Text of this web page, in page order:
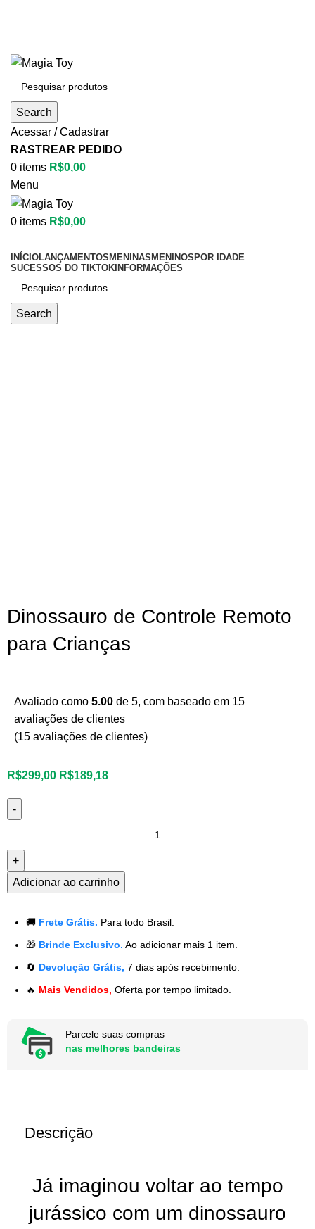
Search
Acessar / Cadastrar
RASTREAR PEDIDO
0 items R$0,00
Menu
0 items R$0,00
INÍCIOLANÇAMENTOSMENINASMENINOSPOR IDADE
SUCESSOS DO TIKTOKINFORMAÇÕES
Search
Dinossauro de Controle Remoto
para Crianças
Avaliado como5.00 de 5, com baseado em 15
avaliações de clientes
(15 avaliações de clientes)
R$299,00 R$189,18
Adicionar ao carrinho
🚚 Frete Grátis. Para todo Brasil.
🎁 Brinde Exclusivo. Ao adicionar mais 1 item.
🔄 Devolução Grátis, 7 dias após recebimento.
🔥 Mais Vendidos, Oferta por tempo limitado.
Parcele suas compras
nas melhores bandeiras
Descrição
Já imaginou voltar ao tempo
jurássico com um dinossauro